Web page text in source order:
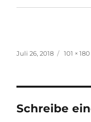
Veröffentlicht
Juli 26, 2018
Volle
101 × 180
Schreibe